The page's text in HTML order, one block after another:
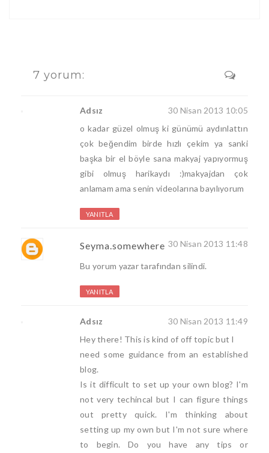
7 yorum:
Adsız
30 Nisan 2013 10:05
o kadar güzel olmuş ki günümü aydınlattın
çok beğendim birde hızlı çekim ya sanki
başka bir el böyle sana makyaj yapıyormuş
gibi olmuş harikaydı :)makyajdan çok
anlamam ama senin videolarına bayılıyorum
YANITLA
Seyma.somewhere 30 Nisan 2013 11:48
Bu yorum yazar tarafından silindi.
YANITLA
Adsız
30 Nisan 2013 11:49
Hey there! This is kind of off topic but I
need some guidance from an established
blog.
Is it difficult to set up your own blog? I'm
not very techincal but I can figure things
out pretty quick. I'm thinking about
setting up my own but I'm not sure where
to begin. Do you have any tips or